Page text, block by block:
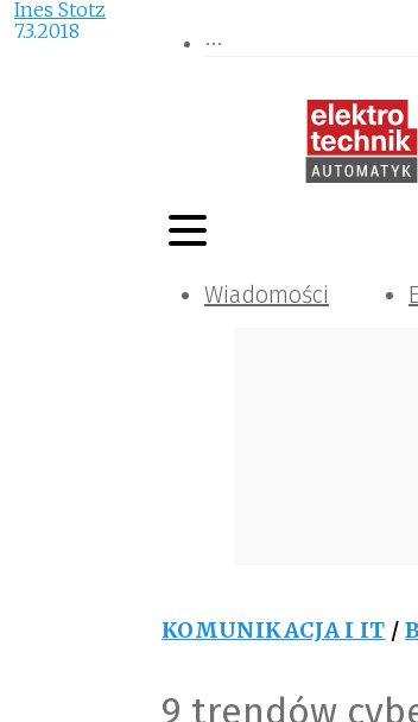
Wiadomości
KOMUNIKACJA I IT /
9 trendów
Ines Stotz
7.3.2018